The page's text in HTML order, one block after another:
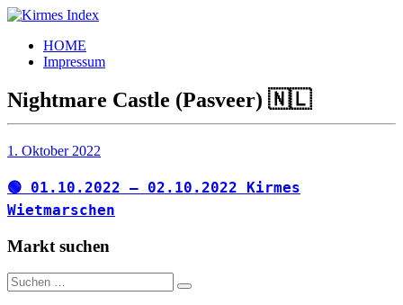
Zum
springen
Kirmes
Index
Tourpläne
der
letzten
Jahre
HOME
Impressum
Nightmare Castle (Pasveer) 🇳🇱
1. Oktober 2022
🟢 01.10.2022 – 02.10.2022 Kirmes
Wietmarschen
Markt suchen
Suchen
nach:
Suchen